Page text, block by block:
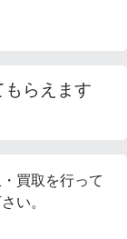
らえます
買取を行って
い。